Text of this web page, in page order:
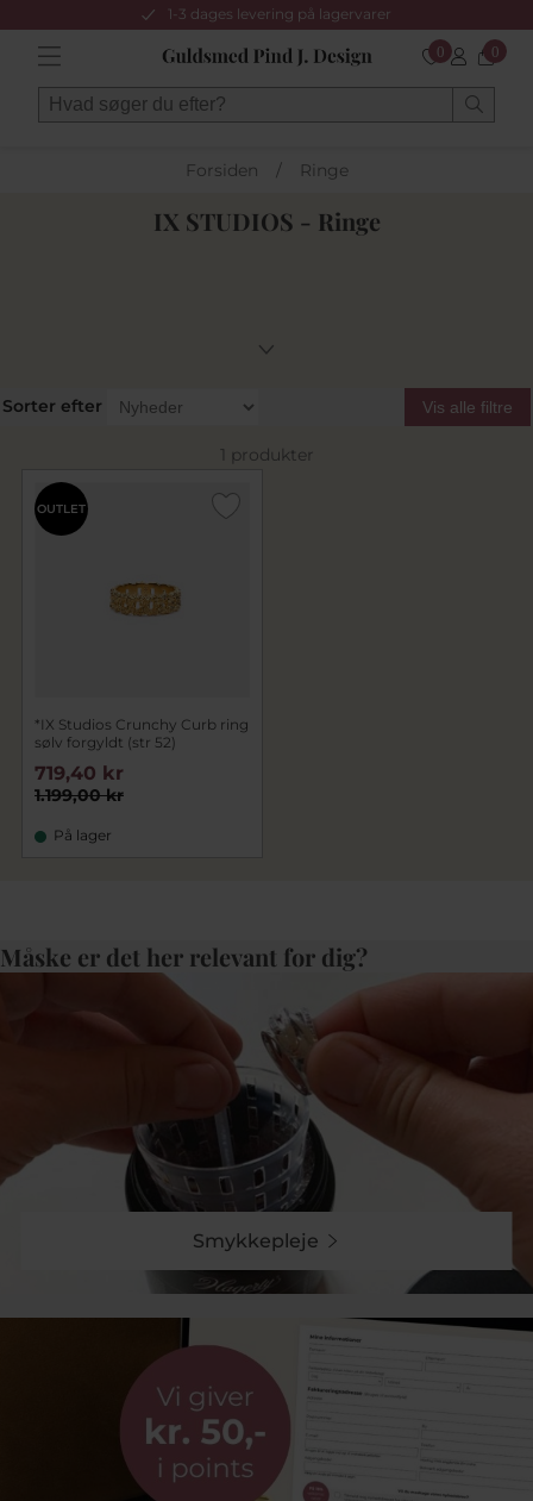
1-3 dages levering på lagervarer
0 0
Forsiden / Ringe
IX STUDIOS - Ringe
Sorter efter Vis alle filtre
1 produkter
OUTLET
*IX Studios Crunchy Curb ring
sølv forgyldt (str 52)
1.199,00 kr
719,40 kr
På lager
Måske er det her relevant for dig?
Smykkepleje